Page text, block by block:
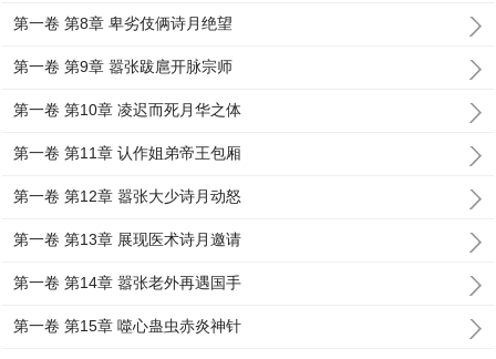
第一卷 第8章 卑劣伎俩诗月绝望
第一卷 第9章 嚣张跋扈开脉宗师
第一卷 第10章 凌迟而死月华之体
第一卷 第11章 认作姐弟帝王包厢
第一卷 第12章 嚣张大少诗月动怒
第一卷 第13章 展现医术诗月邀请
第一卷 第14章 嚣张老外再遇国手
第一卷 第15章 噬心蛊虫赤炎神针